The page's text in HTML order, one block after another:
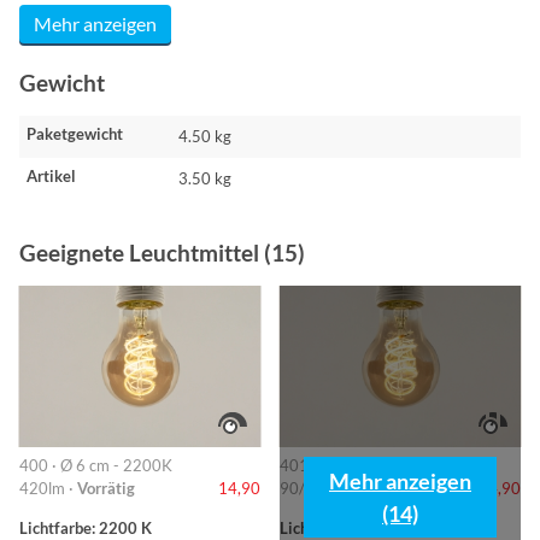
Mehr anzeigen
Gewicht
Paketgewicht 4.50 kg
Artikel 3.50 kg
Geeignete Leuchtmittel (15)
400 · Ø 6 cm - 2200K
420lm · Vorrätig 14,90
Lichtfarbe: 2200 K
401 · 6cm-2200K
90/220/420lm ·Vorrätig 14,90
Lichtfarbe: 2200 K
Mehr anzeigen
(14)